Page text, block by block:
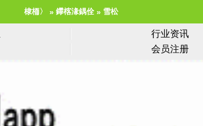
棣栭〉 鑻楁湪鍝佺 雪松
行业资讯
会员注册